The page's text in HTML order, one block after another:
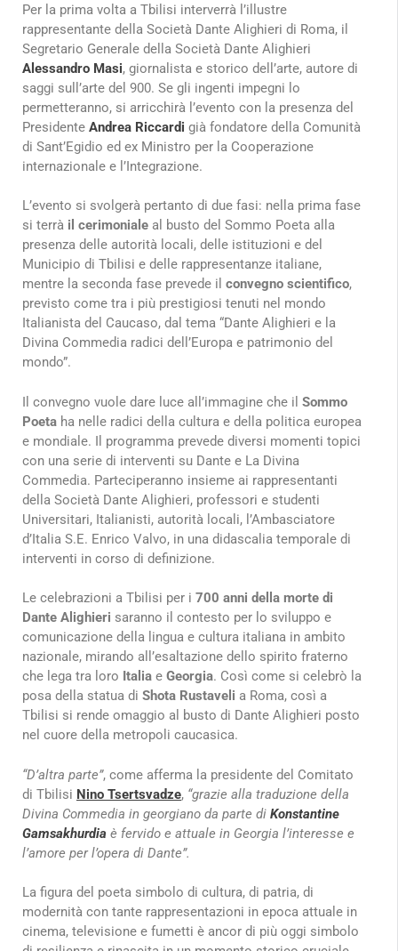
Per la prima volta a Tbilisi interverrà l’illustre
rappresentante della Società Dante Alighieri di Roma, il
Segretario Generale della Società Dante Alighieri
Alessandro Masi, giornalista e storico dell’arte, autore di
saggi sull’arte del 900. Se gli ingenti impegni lo
permetteranno, si arricchirà l’evento con la presenza del
Presidente Andrea Riccardi già fondatore della Comunità
di Sant’Egidio ed ex Ministro per la Cooperazione
internazionale e l’Integrazione.
L’evento si svolgerà pertanto di due fasi: nella prima fase
si terrà il cerimoniale al busto del Sommo Poeta alla
presenza delle autorità locali, delle istituzioni e del
Municipio di Tbilisi e delle rappresentanze italiane,
mentre la seconda fase prevede il convegno scientifico,
previsto come tra i più prestigiosi tenuti nel mondo
Italianista del Caucaso, dal tema “Dante Alighieri e la
Divina Commedia radici dell’Europa e patrimonio del
mondo”.
Il convegno vuole dare luce all’immagine che il Sommo
Poeta ha nelle radici della cultura e della politica europea
e mondiale. Il programma prevede diversi momenti topici
con una serie di interventi su Dante e La Divina
Commedia. Parteciperanno insieme ai rappresentanti
della Società Dante Alighieri, professori e studenti
Universitari, Italianisti, autorità locali, l’Ambasciatore
d’Italia S.E. Enrico Valvo, in una didascalia temporale di
interventi in corso di definizione.
Le celebrazioni a Tbilisi per i 700 anni della morte di
Dante Alighieri saranno il contesto per lo sviluppo e
comunicazione della lingua e cultura italiana in ambito
nazionale, mirando all’esaltazione dello spirito fraterno
che lega tra loro Italia e Georgia. Così come si celebrò la
posa della statua di Shota Rustaveli a Roma, così a
Tbilisi si rende omaggio al busto di Dante Alighieri posto
nel cuore della metropoli caucasica.
“D’altra parte”, come afferma la presidente del Comitato
di Tbilisi Nino Tsertsvadze, “grazie alla traduzione della
Divina Commedia in georgiano da parte di Konstantine
Gamsakhurdia è fervido e attuale in Georgia l’interesse e
l’amore per l’opera di Dante”.
La figura del poeta simbolo di cultura, di patria, di
modernità con tante rappresentazioni in epoca attuale in
cinema, televisione e fumetti è ancor di più oggi simbolo